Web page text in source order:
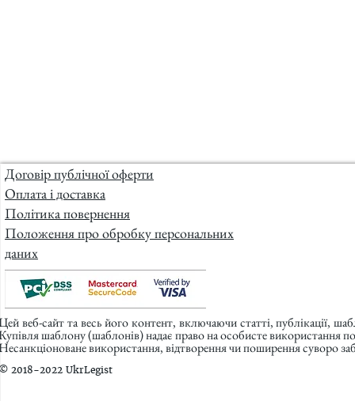
Договір публічної оферти
Оплата і доставка
Політика повернення
Положення про обробку персональних
даних
веб-сайт та весь його контент, включаючи статті, публікації,
шаблону (шаблонів) надає право на особисте використання
використання, відтворення чи поширення суворо
2018-2022 UkrLegist